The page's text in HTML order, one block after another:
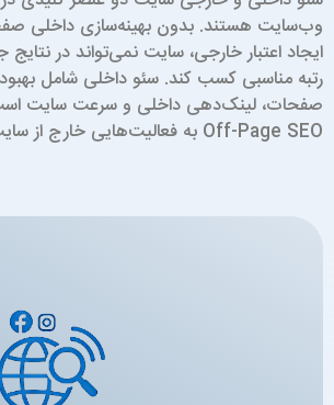
وب‌سایت هستند. بدون بهینه‌سازی داخلی
ایجاد اعتبار خارجی، سایت نمی‌تواند در
رتبه مناسبی کسب کند. سئو داخلی شامل بهبود
صفحات، لینک‌دهی داخلی و سرعت سایت است.
Off-Page SEO به فعالیت‌هایی خارج از سایت […]